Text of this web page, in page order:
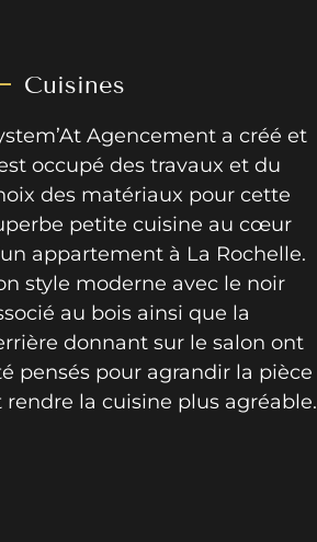
Cuisines
Agencement a créé et
occupé des travaux et du
des matériaux pour cette
petite cuisine au cœur
appartement à La Rochelle.
style moderne avec le noir
au bois ainsi que la
donnant sur le salon ont
pensés pour agrandir la pièce
rendre la cuisine plus agréable.